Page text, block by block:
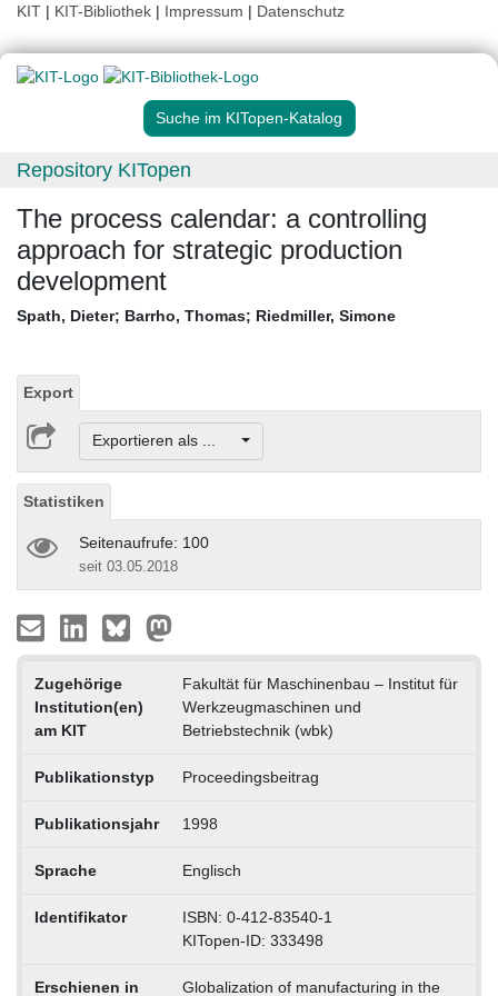
KIT | KIT-Bibliothek | Impressum | Datenschutz
Suche im KITopen-Katalog
Repository KITopen
The process calendar: a controlling
approach for strategic production
development
Spath, Dieter; Barrho, Thomas; Riedmiller, Simone
Export
Exportieren als ...
Statistiken
Seitenaufrufe: 100
seit 03.05.2018
Zugehörige
Institution(en)
am KIT
Fakultät für Maschinenbau – Institut für
Werkzeugmaschinen und
Betriebstechnik (wbk)
Publikationstyp Proceedingsbeitrag
Publikationsjahr 1998
Sprache Englisch
Identifikator
ISBN: 0-412-83540-1
KITopen-ID: 333498
Erschienen in Globalization of manufacturing in the